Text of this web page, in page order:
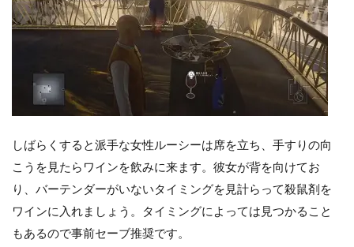
しばらくすると派手な女性ルーシーは席を立ち、手すりの向
こうを見たらワインを飲みに来ます。彼女が背を向けてお
り、バーテンダーがいないタイミングを見計らって殺鼠剤を
ワインに入れましょう。タイミングによっては見つかること
もあるので事前セーブ推奨です。